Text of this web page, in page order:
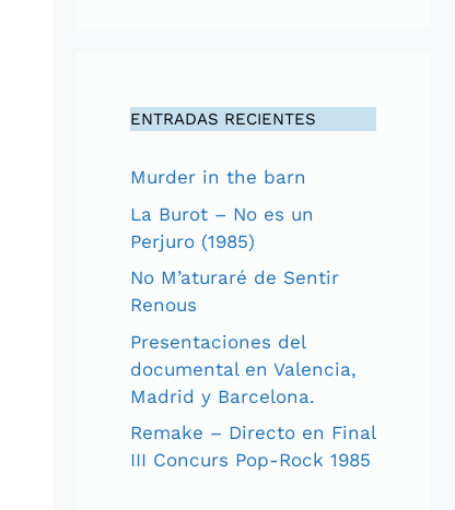
ENTRADAS RECIENTES
Murder in the barn
La Burot – No es un
Perjuro (1985)
No M’aturaré de Sentir
Renous
Presentaciones del
documental en Valencia,
Madrid y Barcelona.
Remake – Directo en Final
III Concurs Pop-Rock 1985